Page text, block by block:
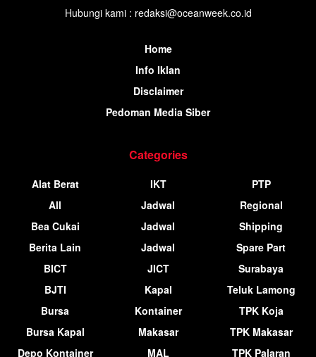
Hubungi kami : redaksi@oceanweek.co.id
Home
Info Iklan
Disclaimer
Pedoman Media Siber
Categories
Alat Berat
All
Bea Cukai
Berita Lain
BICT
BJTI
Bursa
Bursa Kapal
Depo Kontainer
IKT
Jadwal
Jadwal
Jadwal
JICT
Kapal
Kontainer
Makasar
MAL
PTP
Regional
Shipping
Spare Part
Surabaya
Teluk Lamong
TPK Koja
TPK Makasar
TPK Palaran